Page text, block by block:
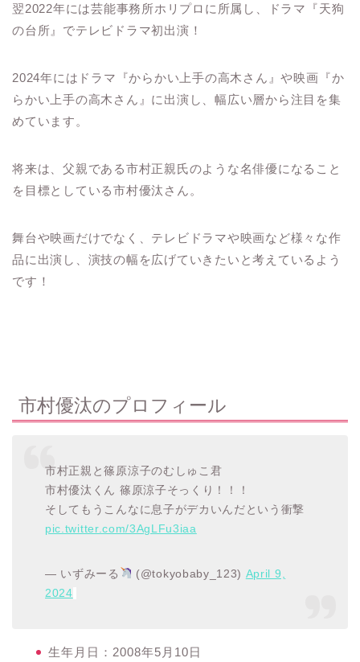
翌2022年には芸能事務所ホリプロに所属し、ドラマ『天狗
の台所』でテレビドラマ初出演！
2024年にはドラマ『からかい上手の高木さん』や映画『か
らかい上手の高木さん』に出演し、幅広い層から注目を集
めています。
将来は、父親である市村正親氏のような名俳優になること
を目標としている市村優汰さん。
舞台や映画だけでなく、テレビドラマや映画など様々な作
品に出演し、演技の幅を広げていきたいと考えているよう
です！
市村優汰のプロフィール
市村正親と篠原涼子のむしゅこ君
市村優汰くん 篠原涼子そっくり！！！
そしてもうこんなに息子がデカいんだという衝撃
pic.twitter.com/3AgLFu3iaa
— いずみーる (@tokyobaby_123) April 9,
2024
生年月日：2008年5月10日